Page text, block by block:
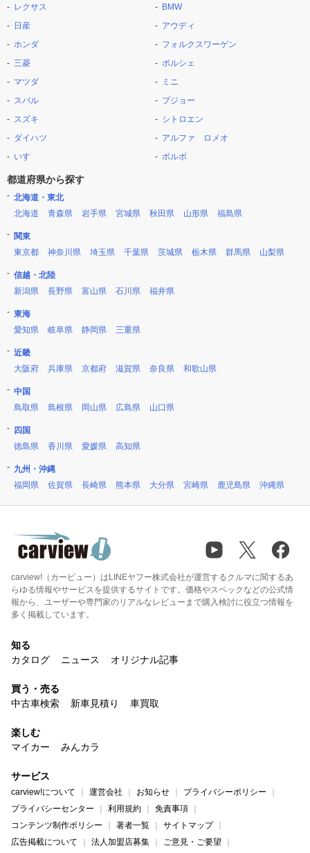
レクサス
日産
ホンダ
三菱
マツダ
スバル
スズキ
ダイハツ
いすゞ
BMW
アウディ
フォルクスワーゲン
ポルシェ
ミニ
プジョー
シトロエン
アルファ ロメオ
ボルボ
都道府県から探す
北海道・東北
北海道
青森県 岩手県 宮城県 秋田県 山形県 福島県
関東
東京都
神奈川県 埼玉県 千葉県 茨城県 栃木県 群馬県 山梨県
信越・北陸
新潟県
長野県 富山県 石川県 福井県
東海
愛知県
岐阜県 静岡県 三重県
近畿
大阪府
兵庫県 京都府 滋賀県 奈良県 和歌山県
中国
鳥取県
島根県 岡山県 広島県 山口県
四国
徳島県
香川県 愛媛県 高知県
九州・沖縄
福岡県
佐賀県 長崎県 熊本県 大分県 宮崎県 鹿児島県 沖縄県
carview!（カービュー）はLINEヤフー株式会社が運営するクルマに関するあ
らゆる情報やサービスを提供するサイトです。価格やスペックなどの公式情
報から、ユーザーや専門家のリアルなレビューまで購入検討に役立つ情報を
多く掲載しています。
知る
カタログ
ニュース オリジナル記事
買う・売る
中古車検索
新車見積り 車買取
楽しむ
マイカー
みんカラ
サービス
carview!について 運営会社 お知らせ
プライバシーポリシー
プライバシーセンター
利用規約
免責事項
コンテンツ制作ポリシー
著者一覧
サイトマップ
広告掲載について
法人加盟店募集 ご意見・ご要望